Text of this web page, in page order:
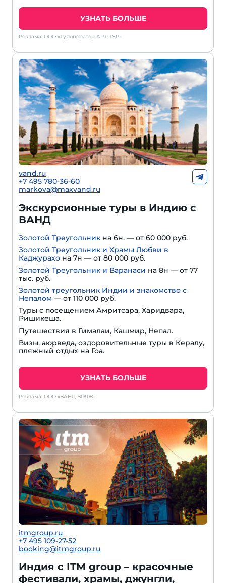
УЗНАТЬ БОЛЬШЕ
Реклама: ООО «Туроператор АРТ-ТУР»
vand.ru
+7 495 780-36-60
markova@maxvand.ru
Экскурсионные туры в Индию с
ВАНД
Золотой Треугольник на 6н. — от 60 000 руб.
Золотой Треугольник и Храмы Любви в
Каджурахо на 7н — от 80 000 руб.
Золотой Треугольник и Варанаси на 8н — от 77
тыс. руб.
Золотой треугольник Индии и знакомство с
Непалом — от 110 000 руб.
Туры с посещением Амритсара, Харидвара,
Ришикеша.
Путешествия в Гималаи, Кашмир, Непал.
Визы, аюрведа, оздоровительные туры в Кералу,
пляжный отдых на Гоа.
УЗНАТЬ БОЛЬШЕ
Реклама: ООО «ВАНД ВОЯЖ»
itmgroup.ru
+7 495 109-27-52
booking@itmgroup.ru
Индия с ITM group – красочные
фестивали, храмы, джунгли,